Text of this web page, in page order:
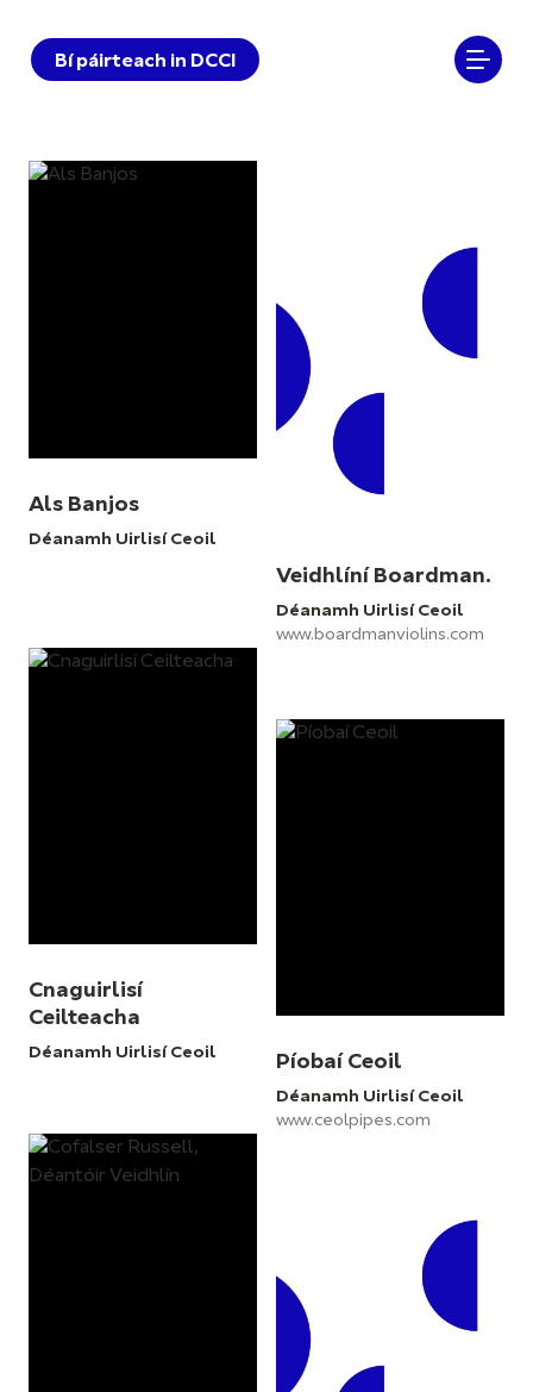
Bí páirteach in DCCI
Als Banjos
Déanamh Uirlisí Ceoil
Veidhlíní Boardman.
Déanamh Uirlisí Ceoil
www.boardmanviolins.com
Cnaguirlisí
Ceilteacha
Déanamh Uirlisí Ceoil Píobaí Ceoil
Déanamh Uirlisí Ceoil
www.ceolpipes.com